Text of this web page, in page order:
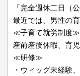
「完全週休二日（
最近では、男性の
≪子育て就労制度≫
産前産後休暇、育
≪研修≫
・ウィッグ未経験